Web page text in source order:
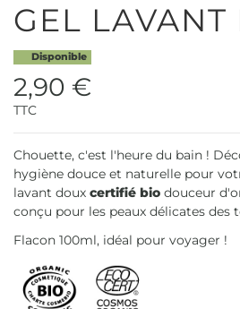
GEL LAVANT
Disponible
2,90 €
TTC
Chouette, c'est l'heure du bain !
hygiène douce et naturelle pour
lavant doux certifié bio douceur
conçu pour les peaux délicates des
Flacon 100ml, idéal pour voyager !